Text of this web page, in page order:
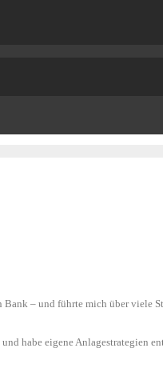
Bank – und führte mich über viele
habe eigene Anlagestrategien